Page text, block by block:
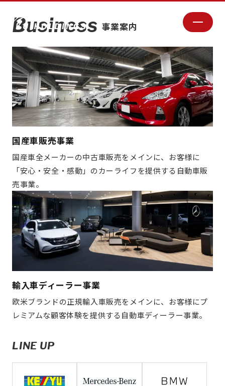
常に新しいことへのチャレンジを通じて、
安心・安全・感動をお客様に提供する
Business 事業案内
国産車販売事業
国産車全メーカーの中古車販売をメインに、お客様に
「安心・安全・感動」のカーライフを提供する自動車販
売事業。
輸入車ディーラー事業
欧米ブランドの正規輸入車販売をメインに、お客様にプ
レミアムな顧客体験を提供する自動車ディーラー事業。
LINE UP